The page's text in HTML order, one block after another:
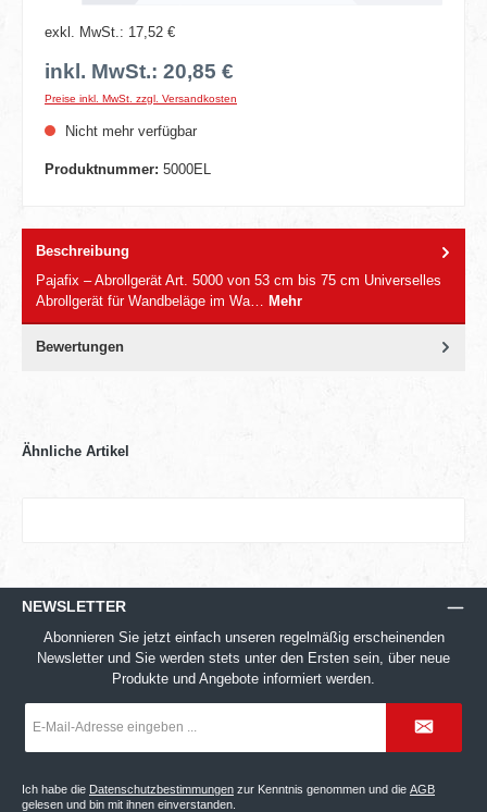
exkl. MwSt.: 17,52 €
inkl. MwSt.: 20,85 €
Preise inkl. MwSt. zzgl. Versandkosten
Nicht mehr verfügbar
Produktnummer: 5000EL
Beschreibung
Pajafix – Abrollgerät Art. 5000 von 53 cm bis 75 cm Universelles
Abrollgerät für Wandbeläge im Wa…
Mehr
Bewertungen
Ähnliche Artikel
NEWSLETTER
Abonnieren Sie jetzt einfach unseren regelmäßig erscheinenden
Newsletter und Sie werden stets unter den Ersten sein, über neue
Produkte und Angebote informiert werden.
Mail-
*
Ich habe die Datenschutzbestimmungen zur Kenntnis genommen und die AGB
gelesen und bin mit ihnen einverstanden.